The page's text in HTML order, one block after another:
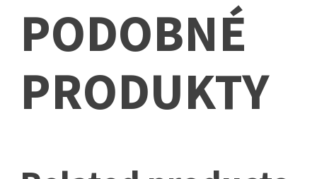
PODOBNÉ
PRODUKTY